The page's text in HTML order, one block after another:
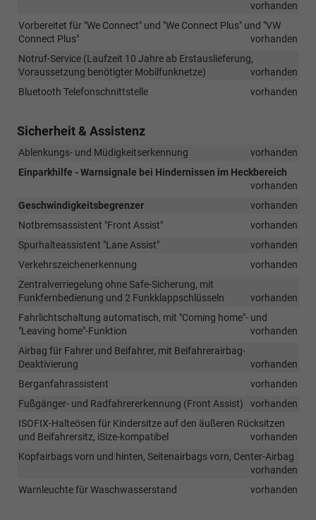
vorhanden
Vorbereitet für "We Connect" und "We Connect Plus" und "VW
Connect Plus"
vorhanden
Notruf-Service (Laufzeit 10 Jahre ab Erstauslieferung,
Voraussetzung benötigter Mobilfunknetze)
vorhanden
Bluetooth Telefonschnittstelle
vorhanden
Sicherheit & Assistenz
Ablenkungs- und Müdigkeitserkennung
vorhanden
Einparkhilfe - Warnsignale bei Hindernissen im Heckbereich
vorhanden
Geschwindigkeitsbegrenzer
vorhanden
Notbremsassistent "Front Assist"
vorhanden
Spurhalteassistent "Lane Assist"
vorhanden
Verkehrszeichenerkennung
vorhanden
Zentralverriegelung ohne Safe-Sicherung, mit
Funkfernbedienung und 2 Funkklappschlüsseln
vorhanden
Fahrlichtschaltung automatisch, mit "Coming home"- und
"Leaving home"-Funktion
vorhanden
Airbag für Fahrer und Beifahrer, mit Beifahrerairbag-
Deaktivierung
vorhanden
Berganfahrassistent
vorhanden
Fußgänger- und Radfahrererkennung (Front Assist)
vorhanden
ISOFIX-Halteösen für Kindersitze auf den äußeren Rücksitzen
und Beifahrersitz, iSize-kompatibel
vorhanden
Kopfairbags vorn und hinten, Seitenairbags vorn, Center-Airbag
vorhanden
Warnleuchte für Waschwasserstand
vorhanden